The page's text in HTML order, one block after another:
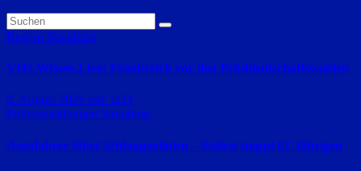
Region Straubing
VHS.Wissen.Live: Frankreich vor den Präsidentschaftswahlen
8. August 2026 red_ra24
Polizeimeldungen Straubing
Autofahrer fährt Schlangenlinien – Polizei stoppt 62-Jährigen